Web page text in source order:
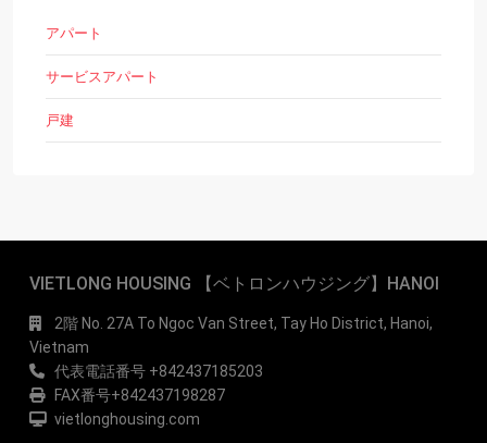
アパート
サービスアパート
戸建
VIETLONG HOUSING 【ベトロンハウジング】HANOI
2階 No. 27A To Ngoc Van Street, Tay Ho District, Hanoi,
Vietnam
代表電話番号 +842437185203
FAX番号+842437198287
vietlonghousing.com